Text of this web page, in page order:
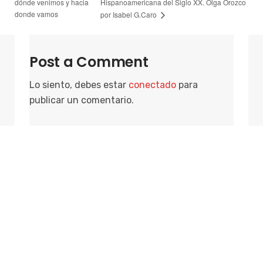
donde vamos
Hispanoamericana del Siglo XX. Olga Orozco
por Isabel G.Caro
Post a Comment
Lo siento, debes estar conectado para
publicar un comentario.